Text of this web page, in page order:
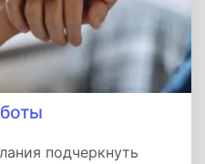
подчеркнуть